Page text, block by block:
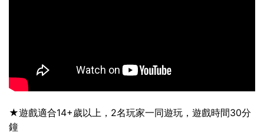
★遊戲適合14+歲以上，2名玩家一同遊玩，遊戲時間30分
鐘